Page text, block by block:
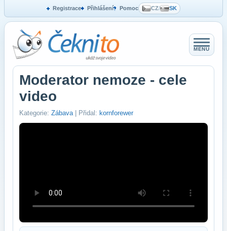
Registrace Přihlášení Pomoc CZ/ SK
MENU
Moderator nemoze - cele
video
Kategorie: Zábava | Přidal: kornforewer